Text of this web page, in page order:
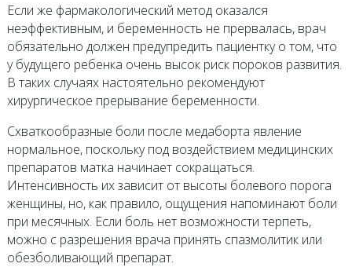
Если же фармакологический метод оказался
неэффективным, и беременность не прервалась, врач
обязательно должен предупредить пациентку о том, что
у будущего ребенка очень высок риск пороков развития.
В таких случаях настоятельно рекомендуют
хирургическое прерывание беременности.
Схваткообразные боли после медаборта явление
нормальное, поскольку под воздействием медицинских
препаратов матка начинает сокращаться.
Интенсивность их зависит от высоты болевого порога
женщины, но, как правило, ощущения напоминают боли
при месячных. Если боль нет возможности терпеть,
можно с разрешения врача принять спазмолитик или
обезболивающий препарат.